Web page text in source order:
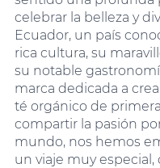
celebrar la belleza y
Ecuador, un país
rica cultura, su
su notable
marca dedicada a
té orgánico de
compartir la pasión
mundo, nos hemos
un viaje muy especial,